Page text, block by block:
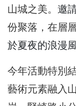
山城之美。 邀
份聚落，在層
於夏夜的浪漫
今年活動特別
藝術元素融入